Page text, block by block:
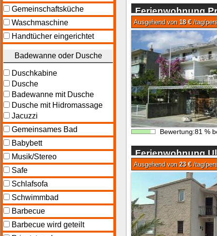
Gemeinschaftsküche
Waschmaschine
Handtücher eingerichtet
Badewanne oder Dusche
Duschkabine
Dusche
Badewanne mit Dusche
Dusche mit Hidromassage
Jacuzzi
Gemeinsames Bad
Babybett
Musik/Stereo
Safe
Schlafsofa
Schwimmbad
Barbecue
Barbecue wird geteilt
Ferienwohnung
Makarska
Ausgehend von 18 €/tag/
Bewertung:81 %
Ferienwohnung
Ausgehend von 23 €/tag/